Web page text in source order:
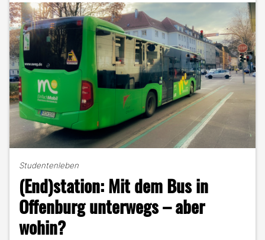
Studentenleben
(End)station: Mit dem Bus in
Offenburg unterwegs – aber
wohin?